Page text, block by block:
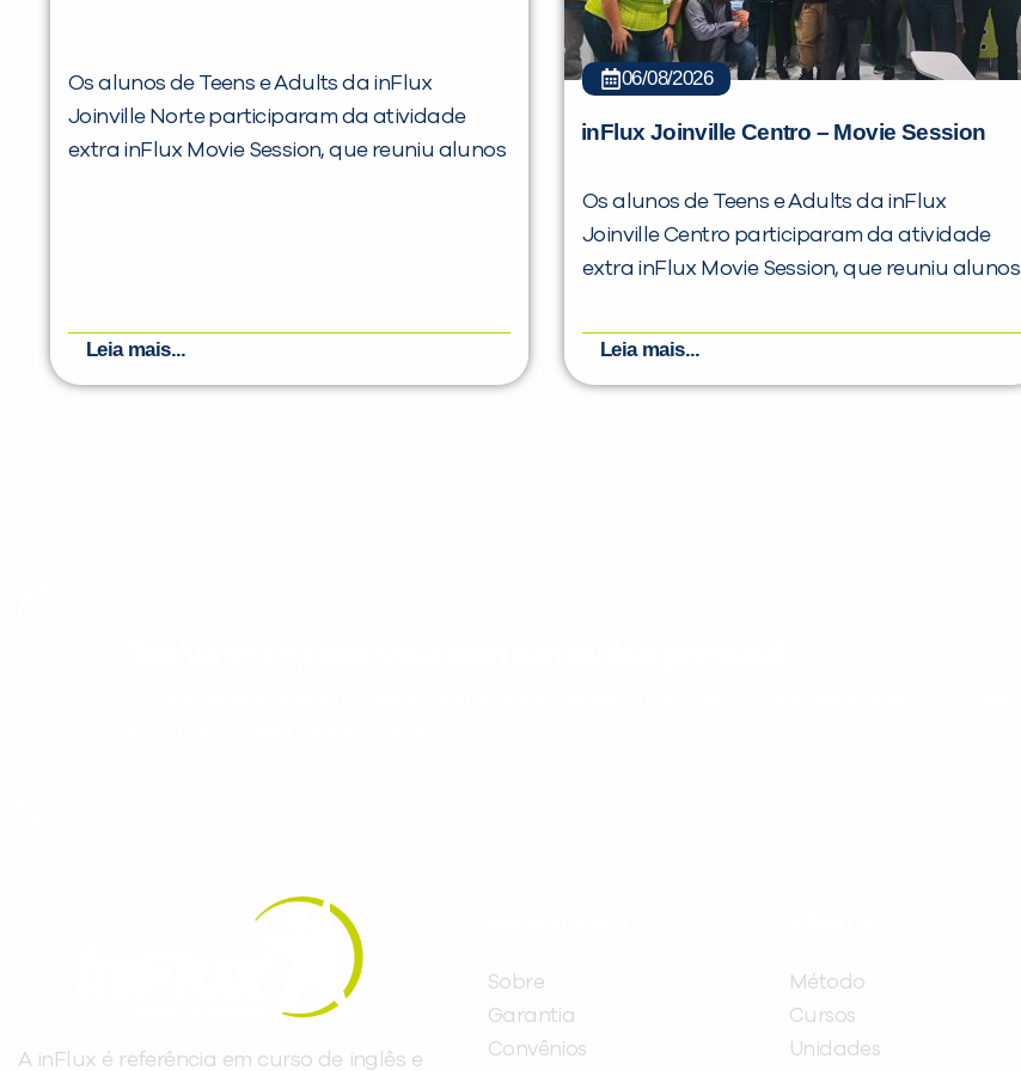
Os alunos de Teens e Adults da inFlux
Joinville Norte participaram da atividade
extra inFlux Movie Session, que reuniu alunos
Leia mais...
06/08/2026
inFlux Joinville Centro – Movie Session
Os alunos de Teens e Adults da inFlux
Joinville Centro participaram da atividade
extra inFlux Movie Session, que reuniu alunos
Leia mais...
A inFlux é referência em curso de inglês e
Sobre
Garantia
Convênios
Método
Cursos
Unidades